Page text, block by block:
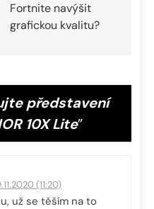
Fortnite navýšit
grafickou kvalitu?
představení
10X Lite”
(11:20)
už se těším na to